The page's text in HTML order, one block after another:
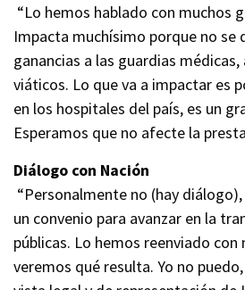
“Lo hemos hablado con muchos
Impacta muchísimo porque no se
ganancias a las guardias
viáticos. Lo que va a impactar es
en los hospitales del país, es un
Esperamos que no afecte la
Diálogo con Nación
“Personalmente no (hay
un convenio para avanzar en la
públicas. Lo hemos reenviado
veremos qué resulta. Yo no